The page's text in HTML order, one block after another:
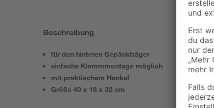
Beschreibung
für den hinteren Gepäckträger
einfache Klemmmontage möglich
mit praktischem Henkel
Größe 40 x 18 x 32 cm